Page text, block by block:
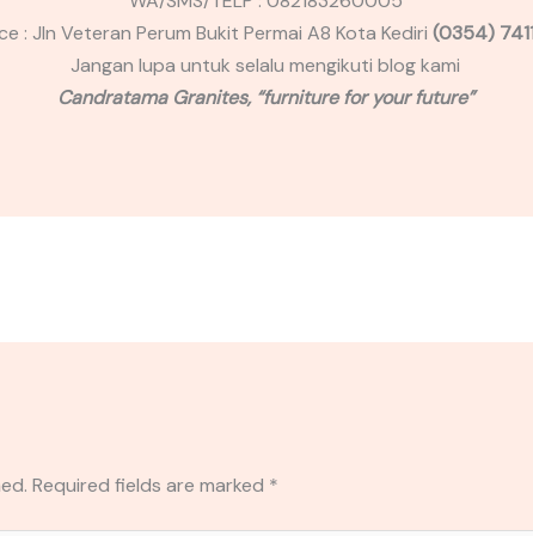
: Jln Veteran Perum Bukit Permai A8 Kota Kediri (0354)
Jangan lupa untuk selalu mengikuti blog kami
Candratama Granites, “furniture for your future”
Required fields are marked *